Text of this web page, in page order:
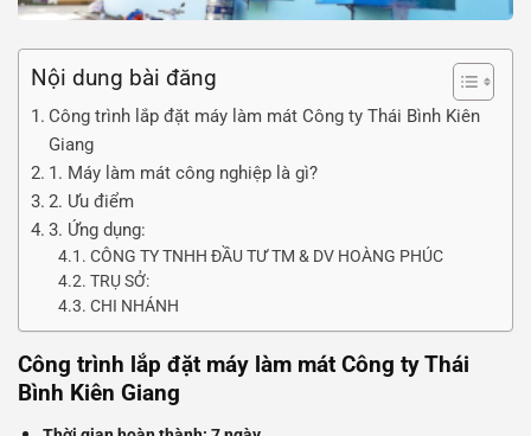
Nội dung bài đăng
Công trình lắp đặt máy làm mát Công ty Thái Bình Kiên
Giang
1. Máy làm mát công nghiệp là gì?
2. Ưu điểm
3. Ứng dụng:
CÔNG TY TNHH ĐẦU TƯ TM & DV HOÀNG PHÚC
TRỤ SỞ:
CHI NHÁNH
Công trình lắp đặt máy làm mát Công ty Thái
Bình Kiên Giang